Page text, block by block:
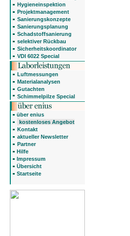
Hygieneinspektion
Projektmanagement
Sanierungskonzepte
Sanierungsplanung
Schadstoffsanierung
selektiver Rückbau
Sicherheitskoordinator
VDI 6022 Special
Luftmessungen
Materialanalysen
Gutachten
Schimmelpilze Special
über enius
kostenloses Angebot
Kontakt
aktueller Newsletter
Partner
Hilfe
Impressum
Übersicht
Startseite